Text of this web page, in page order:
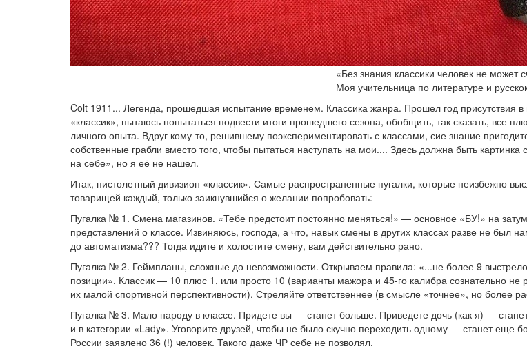
«Без знания классики человек не может
Моя учительница по литературе и
Colt 1911... Легенда, прошедшая испытание временем. Классика жанра. Прошел год присутствия в
«классик», пытаюсь попытаться подвести итоги прошедшего сезона, обобщить, так сказать, все
личного опыта. Вдруг кому-то, решившему поэкспериментировать с классами, сие знание
собственные грабли вместо того, чтобы пытаться наступать на мои.... Здесь должна быть
на себе», но я её не нашел.
Итак, пистолетный дивизион «классик». Самые распространенные пугалки, которые неизбежно
товарищей каждый, только заикнувшийся о желании попробовать:
Пугалка № 1. Смена магазинов. «Тебе предстоит постоянно меняться!» — основное «БУ!» на
представлений о классе. Извиняюсь, господа, а что, навык смены в других классах разве не был
до автоматизма??? Тогда идите и холостите смену, вам действительно рано.
Пугалка № 2. Геймпланы, сложные до невозможности. Открываем правила: «...не более 9
позиции». Классик — 10 плюс 1, или просто 10 (варианты мажора и 45-го калибра сознательно не
их малой спортивной перспективности). Стреляйте ответственнее (в смысле «точнее», но более
Пугалка № 3. Мало народу в классе. Придете вы — станет больше. Приведете дочь (как я) —
и в категории «Lady». Уговорите друзей, чтобы не было скучно переходить одному — станет еще
России заявлено 36 (!) человек. Такого даже ЧР себе не позволял.